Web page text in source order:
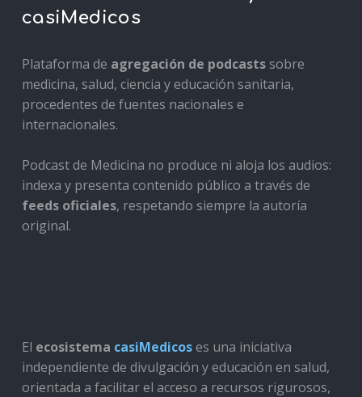
casiMedicos
Plataforma de agregación de podcastssobre
medicina, salud, ciencia y educación sanitaria,
procedentes de fuentes nacionales e
internacionales.
Podcast de Medicina no produce ni aloja los audios:
indexa y presenta contenido público a través de
feeds oficiales, respetando siempre la autoría
original.
El ecosistema casiMedicoses una iniciativa
independiente de divulgación y educación en salud,
orientada a facilitar el acceso a recursos rigurosos,